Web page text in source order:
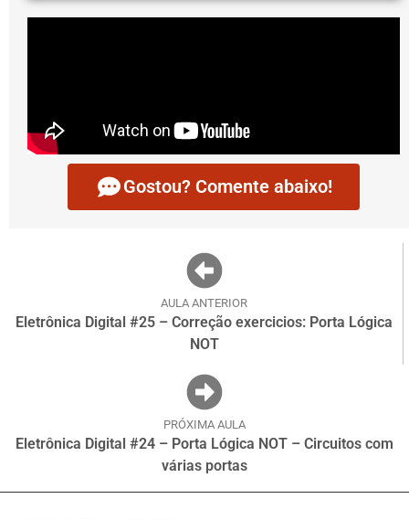
Gostou? Comente abaixo!
AULA ANTERIOR
Eletrônica Digital #25 – Correção exercicios: Porta Lógica
NOT
PRÓXIMA AULA
Eletrônica Digital #24 – Porta Lógica NOT – Circuitos com
várias portas